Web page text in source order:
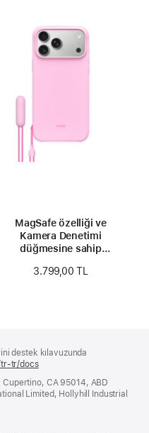
MagSafe özelliği ve
Kamera Denetimi
düğmesine sahip
iPhone 17 Pro Max
3.799,00 TL
destek kılavuzunda
tr-tr/docs(yeni
pencerede
açılır)
CA 95014, ABD
Limited, Hollyhill Industrial